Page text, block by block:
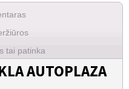
tai patinka
AUTOPLAZA